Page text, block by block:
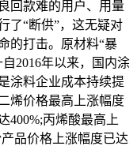
回款难的用户、用量
了“断供”，这无疑对
的打击。原材料“暴
2016年以来，国内涂
涂料企业成本持续提
烯价格最高上涨幅度
400%;丙烯酸最高上
品价格上涨幅度已达